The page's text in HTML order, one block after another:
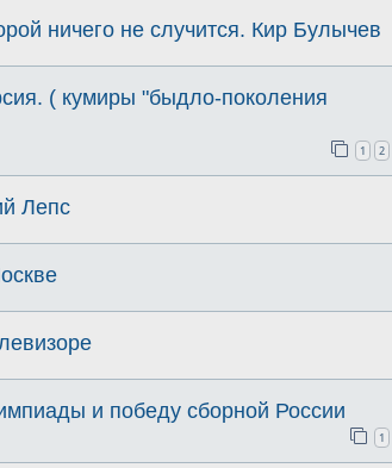
ничего не случится. Кир Булычев
( кумиры "быдло-поколения
1 2
Лепс
и победу сборной России
1